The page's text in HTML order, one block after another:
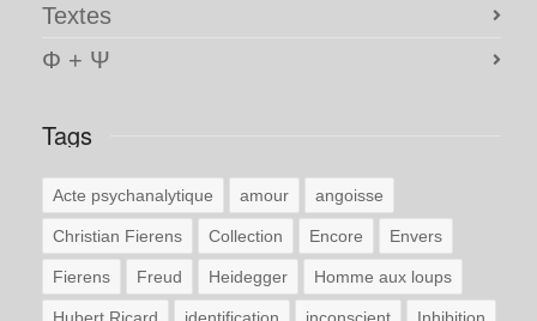
Textes
Φ + Ψ
Tags
Acte psychanalytique amour angoisse
Christian Fierens Collection Encore Envers
Fierens Freud Heidegger Homme aux loups
Hubert Ricard identification inconscient Inhibition